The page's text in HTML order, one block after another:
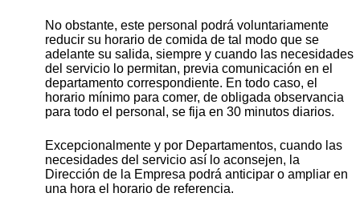
No obstante, este personal podrá voluntariamente
reducir su horario de comida de tal modo que se
adelante su salida, siempre y cuando las necesidades
del servicio lo permitan, previa comunicación en el
departamento correspondiente. En todo caso, el
horario mínimo para comer, de obligada observancia
para todo el personal, se fija en 30 minutos diarios.
Excepcionalmente y por Departamentos, cuando las
necesidades del servicio así lo aconsejen, la
Dirección de la Empresa podrá anticipar o ampliar en
una hora el horario de referencia.